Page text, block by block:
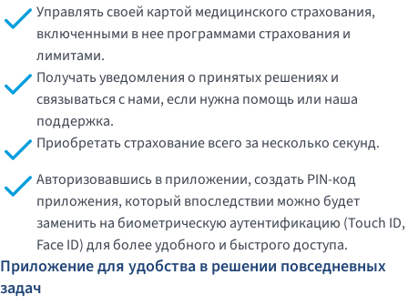
Управлять своей картой медицинского страхования,
включенными в нее программами страхования и
лимитами.
Получать уведомления о принятых решениях и
связываться с нами, если нужна помощь или наша
поддержка.
Приобретать страхование всего за несколько секунд.
Авторизовавшись в приложении, создать PIN-код
приложения, который впоследствии можно будет
заменить на биометрическую аутентификацию (Touch ID,
Face ID) для более удобного и быстрого доступа.
Приложение для удобства в решении повседневных
задач